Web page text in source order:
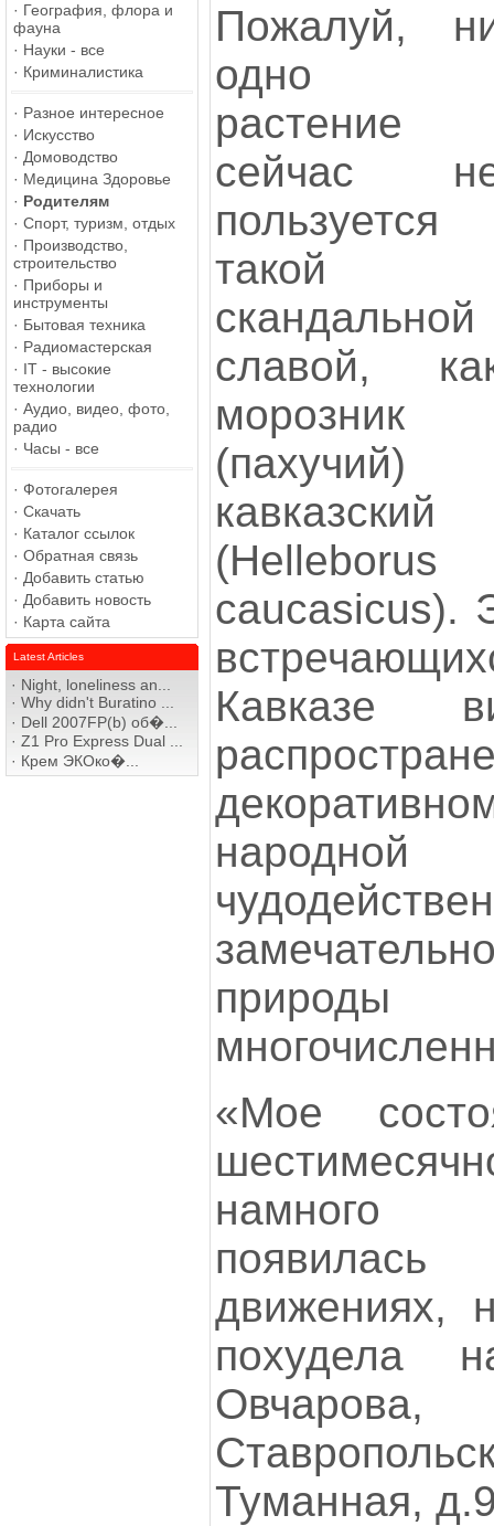
· География, флора и
фауна
· Науки - все
· Криминалистика
· Разное интересное
· Искусство
· Домоводство
· Медицина Здоровье
· Родителям
· Спорт, туризм, отдых
· Производство,
строительство
· Приборы и
инструменты
· Бытовая техника
· Радиомастерская
· IT - высокие
технологии
· Аудио, видео, фото,
радио
· Часы - все
· Фотогалерея
· Скачать
· Каталог ссылок
· Обратная связь
· Добавить статью
· Добавить новость
· Карта сайта
Latest Articles
· Night, loneliness an...
· Why didn't Buratino ...
· Dell 2007FP(b) об�...
· Z1 Pro Express Dual ...
· Крем ЭКОко�...
Пожалуй,
одно
растение
сейчас
пользуется
такой
скандальной
славой,
морозник
(пахучий)
кавказский
(Helleborus
caucasicus).
Кавказе
природы
«Мое
намного
движениях,
похудела
Овчарова,
Туманная,